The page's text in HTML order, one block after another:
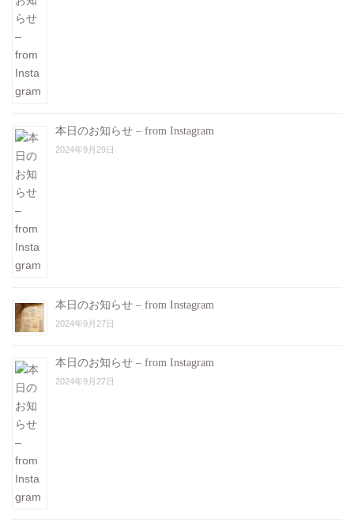
本日のお知らせ – from Instagram
2024年9月29日
本日のお知らせ – from Instagram
2024年9月27日
本日のお知らせ – from Instagram
2024年9月27日